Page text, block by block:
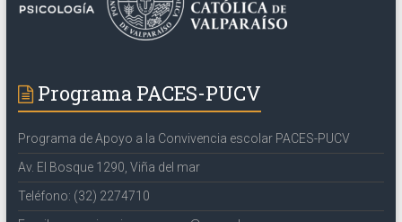
Programa PACES-PUCV
Programa de Apoyo a la Convivencia escolar PACES-PUCV
Av. El Bosque 1290, Viña del mar
Teléfono: (32) 2274710